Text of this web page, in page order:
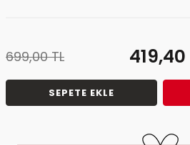
699,00TL 419,40
SEPETE EKLE